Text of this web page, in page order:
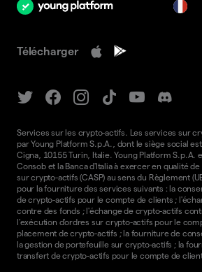
Télécharger
Services sur les crypto-actifs. Les services sur
par Young Platform S.p.A., dont le siège social
Cigna, 10155 Turin, Italie. Young Platform S.p.A.
Consob et la Banca d'Italia à exercer en qualité
sur crypto-actifs (CASP) au sens du Règlement
pour la fourniture des services suivants : la
de crypto-actifs pour le compte de clients ;
contre des fonds ; l'échange de crypto-actifs
l'exécution d'ordres sur crypto-actifs pour le
placement de crypto-actifs ; la fourniture de
la gestion de portefeuille sur crypto-actifs ; la
transfert de crypto-actifs pour le compte de